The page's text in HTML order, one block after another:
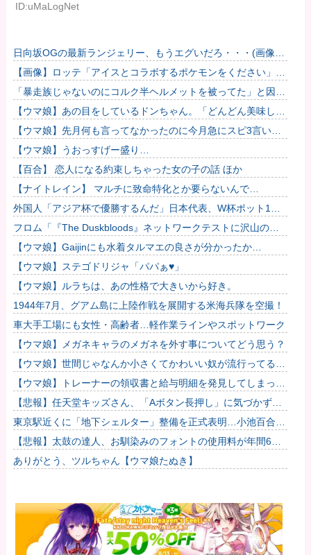
ID:uMaLogNet
日向坂OGの最新ランジェリー、もうエグいだろ・・・(画像ど
ーん)
【画像】ロッテ「アイスとコラボするポケモンをください」ポ
ケモン公式「しょうがねえなぁ」
「暴走族じゃないのにコルク半ヘルメットを被ってた」と因縁
つけて暴行 少年らと父親(37)逮捕
【ウマ娘】あの目をしているドンちゃん。「どんどん美味しく
実る…♡」
【ウマ娘】先月何も言ってなかったのに今月急にスピ3言い出
したのが怪しいよな。
【ウマ娘】うおっすげー盛り…
【百合】 恋人になる約束しちゃった女の子の話 ほか
【ナイトレイン】 マルチに致命特化とか要らないんで…
外国人「アジア杯で優勝するんだ」日本代表、W杯ポット1入
りに現実味!?2030大会で出場枠「64」なら追い風に！アメリ
カ...
フロム「『The Duskbloods』ネットワークテストに沢山のご
応募をいただき誠にありがとうございました｡」
【ウマ娘】Gaijinにも水着タルマエの良さが分かったか…
【ウマ娘】ステゴドリジャ「パパぁ♥」
【ウマ娘】ルラちは、あの性格で大きいから好き。
1944年7月、グアム島に上陸作戦を展開する米海兵隊を空撮！
車大手工場にも女性・高齢者…軽作業ラインやスポットワーク
【ウマ娘】メガネキャラのメガネを外す事についてどう思う？
【ウマ娘】世間じゃなんか小さくてかわいい奴が流行ってるら
しいな？
【ウマ娘】トレーナーの領収書と給与明細を発見してしまった
トプロ他
【悲報】任天堂キッズさん、「Aボタン長押し」に気づかず任
天堂に修正させてしまう他
東京駅近くに「地下シェルター」整備を正式表明…小池百合子
知事「多くの方が滞在、施設整備の効果高い」
【悲報】太鼓の達人、お馴染みのフォントの使用料が年間6万
から年間320万になったので変更に
ありがとう、ツルちゃん【ウマ娘たぬき】